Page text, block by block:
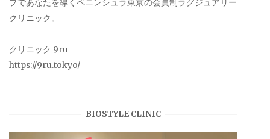
プであなたを導くペニンシュラ東京の会員制ラグジュアリー
クリニック。
クリニック 9ru
https://9ru.tokyo/
BIOSTYLE CLINIC